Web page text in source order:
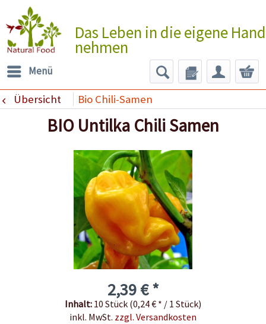
Das Leben in die eigene Hand
nehmen
Menü
Übersicht Bio Chili-Samen
BIO Untilka Chili Samen
2,39 € *
Inhalt: 10 Stück (0,24 € * / 1 Stück)
inkl. MwSt. zzgl. Versandkosten